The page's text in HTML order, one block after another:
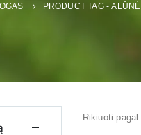
PRODUCT TAG -ALŪNĖ
Rikiuoti pagal: